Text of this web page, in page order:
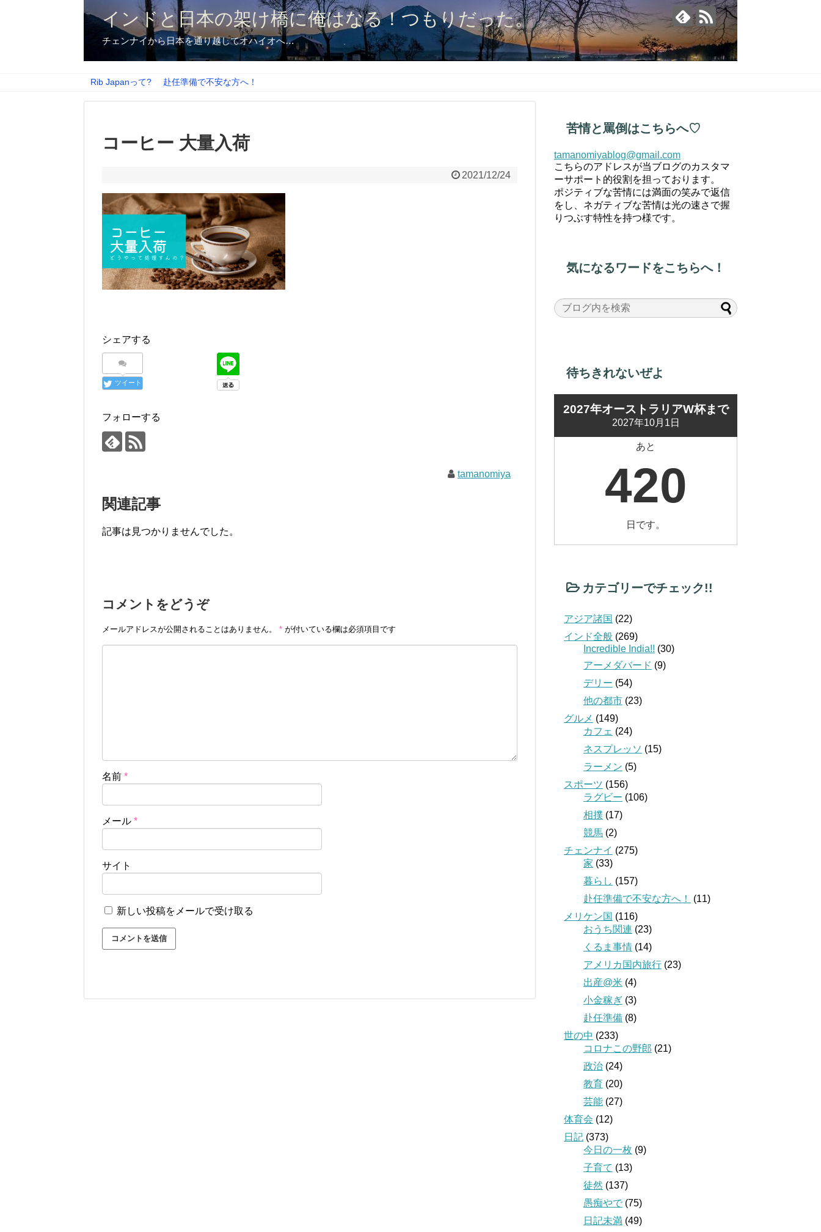
インドと日本の架け橋に俺はなる！つもりだった。
チェンナイから日本を通り越してオハイオへ…
Rib Japanって? 赴任準備で不安な方へ！
コーヒー 大量入荷
2021/12/24
シェアする
ツイート
フォローする
tamanomiya
関連記事
記事は見つかりませんでした。
コメントをどうぞ
メールアドレスが公開されることはありません。 * が付いている欄は必須項目です
名前 *
メール *
サイト
新しい投稿をメールで受け取る
苦情と罵倒はこちらへ♡
tamanomiyablog@gmail.com
こちらのアドレスが当ブログのカスタマ
ーサポート的役割を担っております。
ポジティブな苦情には満面の笑みで返信
をし、ネガティブな苦情は光の速さで握
りつぶす特性を持つ様です。
気になるワードをこちらへ！
待ちきれないぜよ
2027年オーストラリアW杯まで
2027年10月1日
あと
420
日です。
カテゴリーでチェック!!
アジア諸国 (22)
インド全般 (269)
Incredible India!! (30)
アーメダバード (9)
デリー (54)
他の都市 (23)
グルメ (149)
カフェ (24)
ネスプレッソ (15)
ラーメン (5)
スポーツ (156)
ラグビー (106)
相撲 (17)
競馬 (2)
チェンナイ (275)
家 (33)
暮らし (157)
赴任準備で不安な方へ！
(11)
メリケン国 (116)
おうち関連 (23)
くるま事情 (14)
アメリカ国内旅行 (23)
出産@米 (4)
小金稼ぎ (3)
赴任準備 (8)
世の中 (233)
コロナこの野郎 (21)
政治 (24)
教育 (20)
芸能 (27)
体育会 (12)
日記 (373)
今日の一枚 (9)
子育て (13)
徒然 (137)
愚痴やで (75)
日記未満 (49)